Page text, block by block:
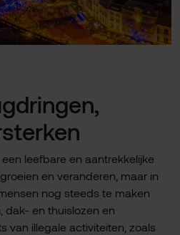
leefbare en aantrekkelijke
en veranderen, maar in
nog steeds te maken
dak- en thuislozen en
van illegale activiteiten, zoals